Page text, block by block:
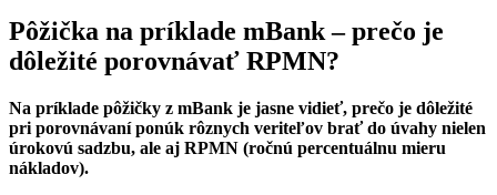
Pôžička na príklade mBank – prečo je
dôležité porovnávať RPMN?
Na príklade pôžičky z mBank je jasne vidieť, prečo je dôležité
pri porovnávaní ponúk rôznych veriteľov brať do úvahy nielen
úrokovú sadzbu, ale aj RPMN (ročnú percentuálnu mieru
nákladov).